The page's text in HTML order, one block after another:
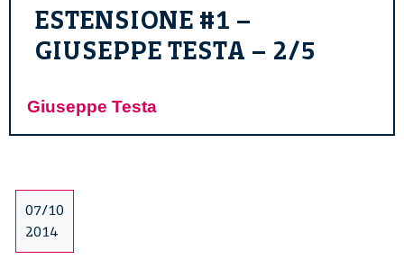
ESTENSIONE #1 –
GIUSEPPE TESTA – 2/5
Giuseppe Testa
07/10
2014